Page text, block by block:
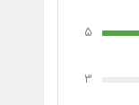
5
3